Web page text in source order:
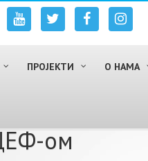
ПРОЈЕКТИ О НАМА
ом